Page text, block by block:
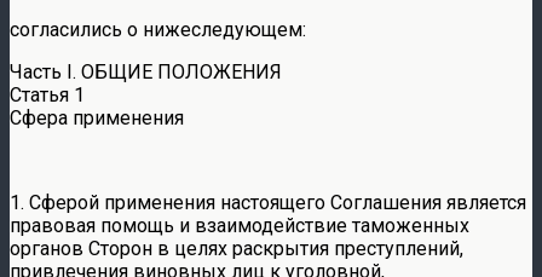
согласились о нижеследующем:
Часть I. ОБЩИЕ ПОЛОЖЕНИЯ
Статья 1
Сфера применения
1. Сферой применения настоящего Соглашения является
правовая помощь и взаимодействие таможенных
органов Сторон в целях раскрытия преступлений,
привлечения виновных лиц к уголовной,